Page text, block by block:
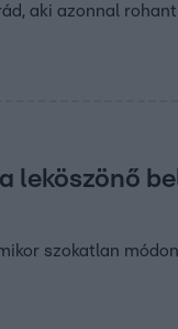
aki azonnal
leköszönő
szokatlan